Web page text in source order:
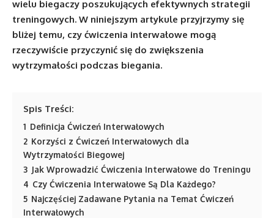
wielu biegaczy poszukujących efektywnych strategii
treningowych. W niniejszym artykule przyjrzymy się
bliżej temu, czy ćwiczenia interwałowe mogą
rzeczywiście przyczynić się do zwiększenia
wytrzymałości podczas biegania.
Spis Treści:
1 Definicja Ćwiczeń Interwałowych
2 Korzyści z Ćwiczeń Interwałowych dla
Wytrzymałości Biegowej
3 Jak Wprowadzić Ćwiczenia Interwałowe do Treningu
4 Czy Ćwiczenia Interwałowe Są Dla Każdego?
5 Najczęściej Zadawane Pytania na Temat Ćwiczeń
Interwałowych